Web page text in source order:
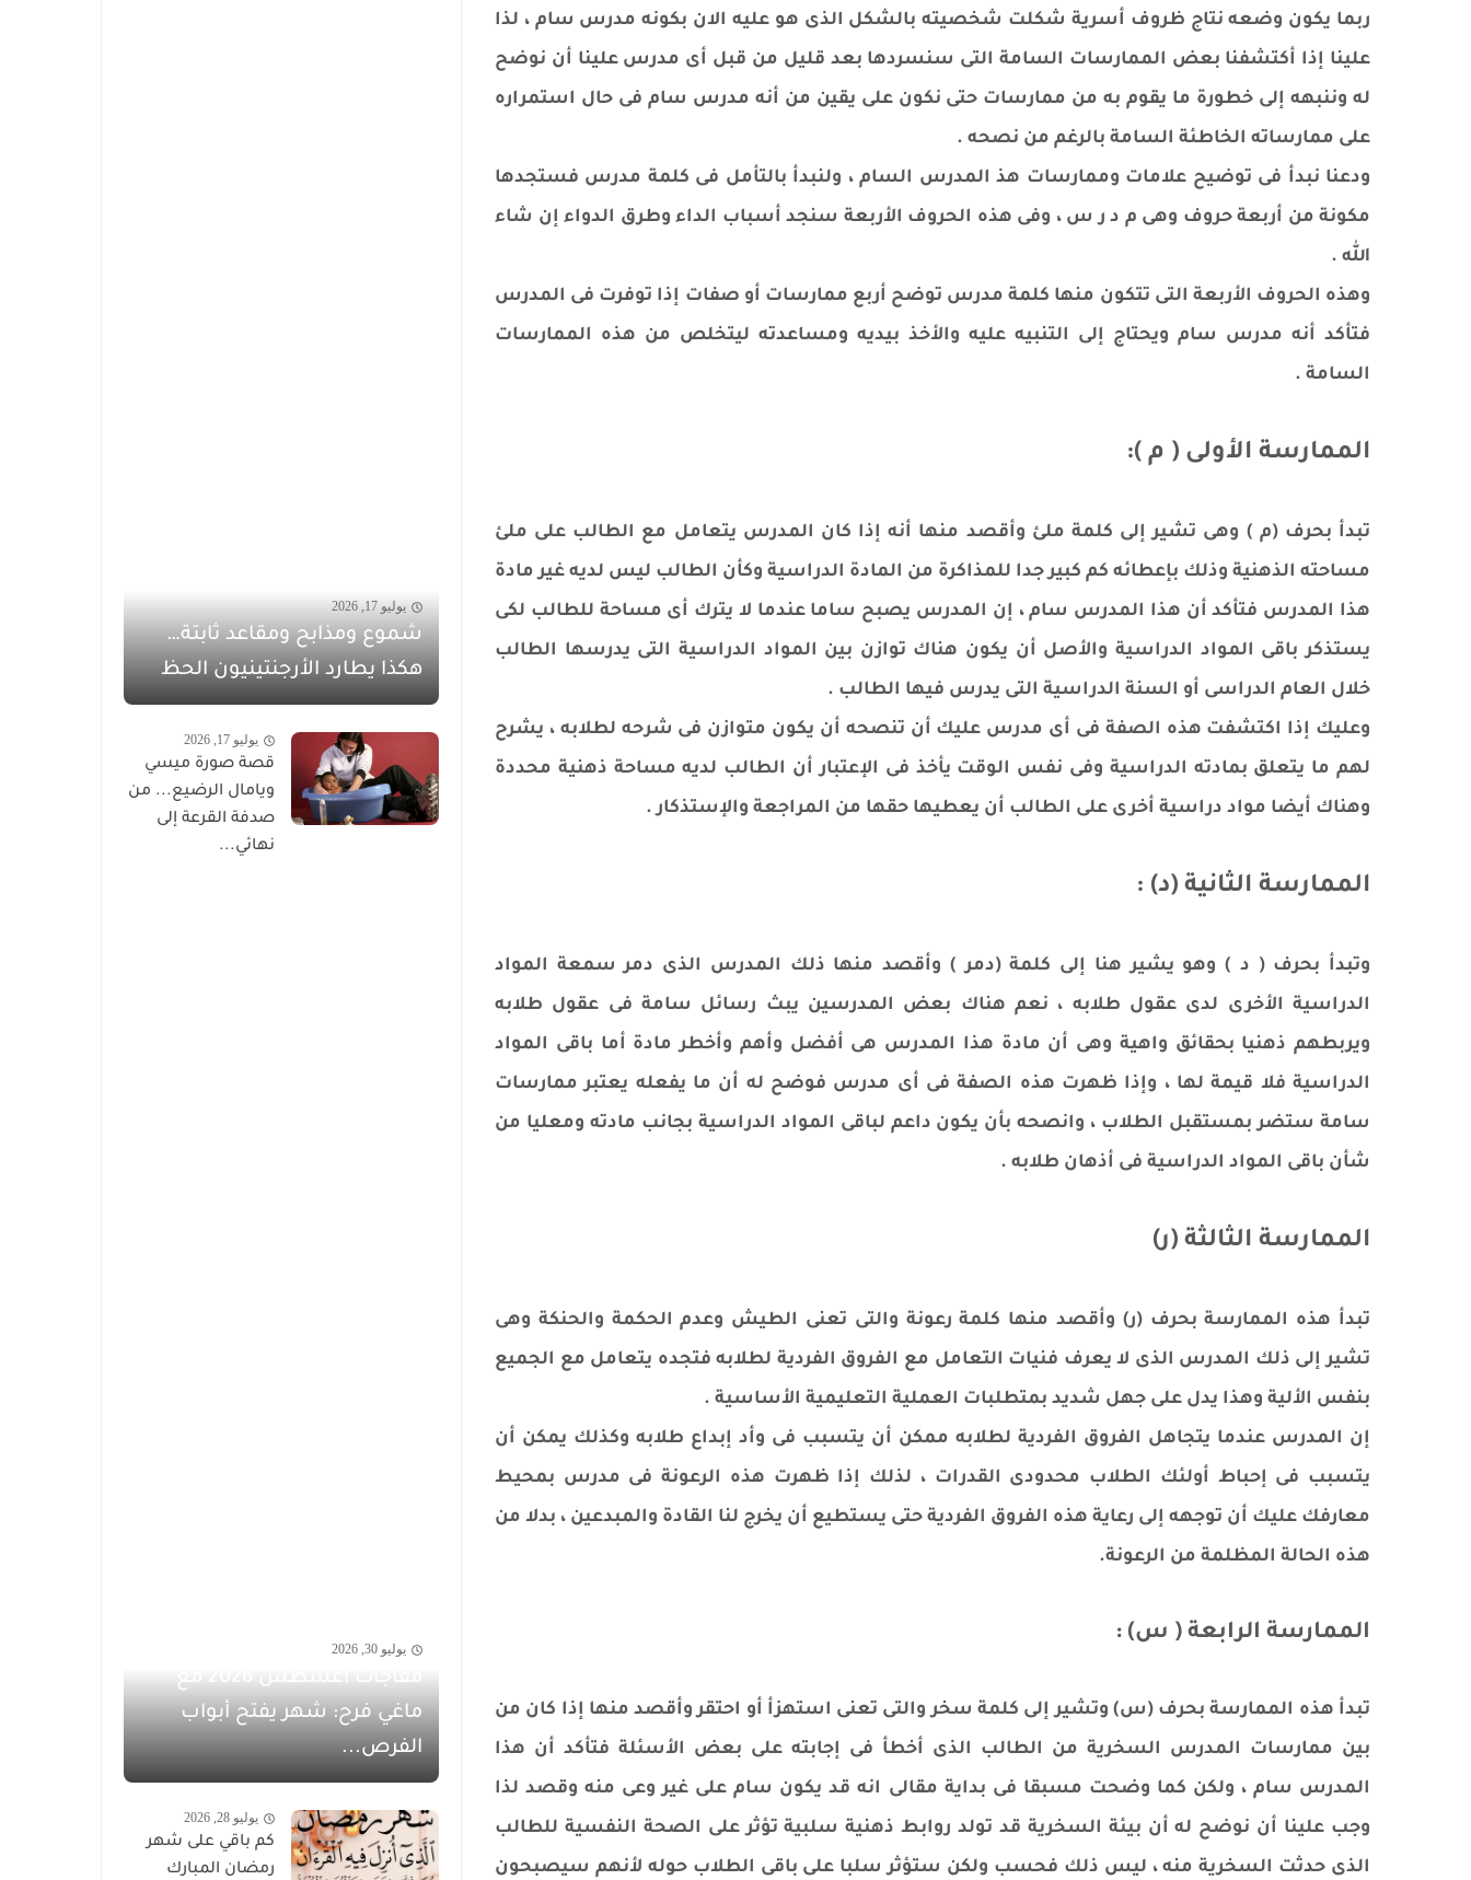
ربما يكون وضعه نتاج ظروف أسرية شكلت شخصيته بالشكل الذى هو عليه الان بكونه مدرس سام ، لذا
علينا إذا أكتشفنا بعض الممارسات السامة التى سنسردها بعد قليل من قبل أى مدرس علينا أن نوضح
له وننبهه إلى خطورة ما يقوم به من ممارسات حتى نكون على يقين من أنه مدرس سام فى حال استمراره
على ممارساته الخاطئة السامة بالرغم من نصحه .
ودعنا نبدأ فى توضيح علامات وممارسات هذ المدرس السام ، ولنبدأ بالتأمل فى كلمة مدرس فستجدها
مكونة من أربعة حروف وهى م د ر س ، وفى هذه الحروف الأربعة سنجد أسباب الداء وطرق الدواء إن شاء
الله .
وهذه الحروف الأربعة التى تتكون منها كلمة مدرس توضح أربع ممارسات أو صفات إذا توفرت فى المدرس
فتأكد أنه مدرس سام ويحتاج إلى التنبيه عليه والأخذ بيديه ومساعدته ليتخلص من هذه الممارسات
السامة .
الممارسة الأولى ( م ):
تبدأ بحرف (م ) وهى تشير إلى كلمة ملئ وأقصد منها أنه إذا كان المدرس يتعامل مع الطالب على ملئ
مساحته الذهنية وذلك بإعطائه كم كبير جدا للمذاكرة من المادة الدراسية وكأن الطالب ليس لديه غير مادة
هذا المدرس فتأكد أن هذا المدرس سام ، إن المدرس يصبح ساما عندما لا يترك أى مساحة للطالب لكى
يستذكر باقى المواد الدراسية والأصل أن يكون هناك توازن بين المواد الدراسية التى يدرسها الطالب
خلال العام الدراسى أو السنة الدراسية التى يدرس فيها الطالب .
وعليك إذا اكتشفت هذه الصفة فى أى مدرس عليك أن تنصحه أن يكون متوازن فى شرحه لطلابه ، يشرح
لهم ما يتعلق بمادته الدراسية وفى نفس الوقت يأخذ فى الإعتبار أن الطالب لديه مساحة ذهنية محددة
وهناك أيضا مواد دراسية أخرى على الطالب أن يعطيها حقها من المراجعة والإستذكار .
الممارسة الثانية (د) :
وتبدأ بحرف ( د ) وهو يشير هنا إلى كلمة (دمر ) وأقصد منها ذلك المدرس الذى دمر سمعة المواد
الدراسية الأخرى لدى عقول طلابه ، نعم هناك بعض المدرسين يبث رسائل سامة فى عقول طلابه
ويربطهم ذهنيا بحقائق واهية وهى أن مادة هذا المدرس هى أفضل وأهم وأخطر مادة أما باقى المواد
الدراسية فلا قيمة لها ، وإذا ظهرت هذه الصفة فى أى مدرس فوضح له أن ما يفعله يعتبر ممارسات
سامة ستضر بمستقبل الطلاب ، وانصحه بأن يكون داعم لباقى المواد الدراسية بجانب مادته ومعليا من
شأن باقى المواد الدراسية فى أذهان طلابه .
الممارسة الثالثة (ر)
تبدأ هذه الممارسة بحرف (ر) وأقصد منها كلمة رعونة والتى تعنى الطيش وعدم الحكمة والحنكة وهى
تشير إلى ذلك المدرس الذى لا يعرف فنيات التعامل مع الفروق الفردية لطلابه فتجده يتعامل مع الجميع
بنفس الألية وهذا يدل على جهل شديد بمتطلبات العملية التعليمية الأساسية .
إن المدرس عندما يتجاهل الفروق الفردية لطلابه ممكن أن يتسبب فى وأد إبداع طلابه وكذلك يمكن أن
يتسبب فى إحباط أولئك الطلاب محدودى القدرات ، لذلك إذا ظهرت هذه الرعونة فى مدرس بمحيط
معارفك عليك أن توجهه إلى رعاية هذه الفروق الفردية حتى يستطيع أن يخرج لنا القادة والمبدعين ، بدلا من
هذه الحالة المظلمة من الرعونة.
الممارسة الرابعة ( س) :
تبدأ هذه الممارسة بحرف (س) وتشير إلى كلمة سخر والتى تعنى استهزأ أو احتقر وأقصد منها إذا كان من
بين ممارسات المدرس السخرية من الطالب الذى أخطأ فى إجابته على بعض الأسئلة فتأكد أن هذا
المدرس سام ، ولكن كما وضحت مسبقا فى بداية مقالى انه قد يكون سام على غير وعى منه وقصد لذا
وجب علينا أن نوضح له أن بيئة السخرية قد تولد روابط ذهنية سلبية تؤثر على الصحة النفسية للطالب
الذى حدثت السخرية منه ، ليس ذلك فحسب ولكن ستؤثر سلبا على باقى الطلاب حوله لأنهم سيصبحون
يوليو 17, 2026
شموع ومذابح ومقاعد ثابتة…
هكذا يطارد الأرجنتينيون الحظ
يوليو 17, 2026
قصة صورة ميسي
ويامال الرضيع... من
صدفة القرعة إلى
نهائي...
يوليو 30, 2026
مفاجآت أغسطس 2026 مع
ماغي فرح: شهر يفتح أبواب
الفرص...
يوليو 28, 2026
كم باقي على شهر
رمضان المبارك